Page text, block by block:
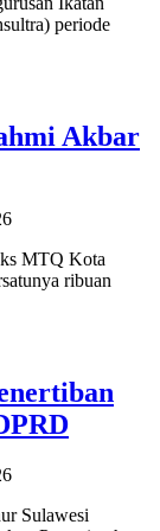
periode
Akbar
by
MTQ Kota
ribuan
by
Sulawesi